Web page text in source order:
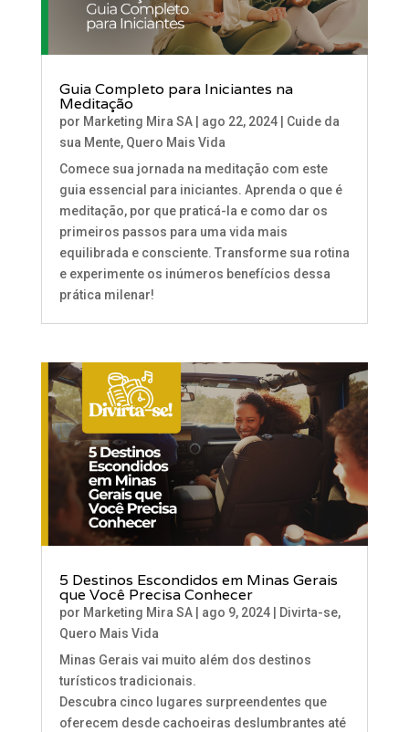
Guia Completo para Iniciantes na
Meditação
por Marketing Mira SA| ago 22, 2024| Cuide da
sua Mente, Quero Mais Vida
Comece sua jornada na meditação com este
guia essencial para iniciantes. Aprenda o que é
meditação, por que praticá-la e como dar os
primeiros passos para uma vida mais
equilibrada e consciente. Transforme sua rotina
e experimente os inúmeros benefícios dessa
prática milenar!
5 Destinos Escondidos em Minas Gerais
que Você Precisa Conhecer
por Marketing Mira SA| ago 9, 2024| Divirta-se,
Quero Mais Vida
Minas Gerais vai muito além dos destinos
turísticos tradicionais.
Descubra cinco lugares surpreendentes que
oferecem desde cachoeiras deslumbrantes até